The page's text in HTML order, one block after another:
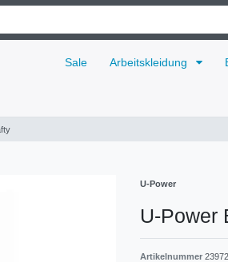
Sale Arbeitskleidung
U-Power
U-Power
Artikelnummer